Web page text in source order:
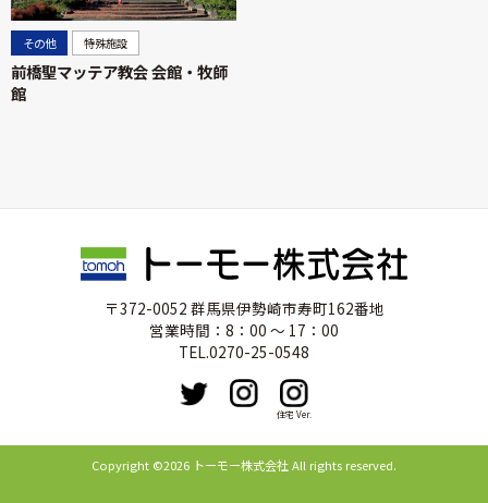
その他 特殊施設
前橋聖マッテア教会 会館・牧師
館
〒372-0052 群馬県伊勢崎市寿町162番地
営業時間：8：00 ～ 17：00
TEL.0270-25-0548
住宅 Ver.
Copyright ©2026 トーモー株式会社 All rights reserved.